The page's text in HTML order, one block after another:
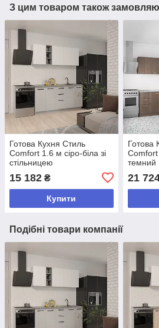
З цим товаром також
Готова Кухня Стиль
Comfort 1.6 м сіро-біла зі
стільницею
15 182 ₴
Купити
Готова
темний
21
Подібні товари компанії